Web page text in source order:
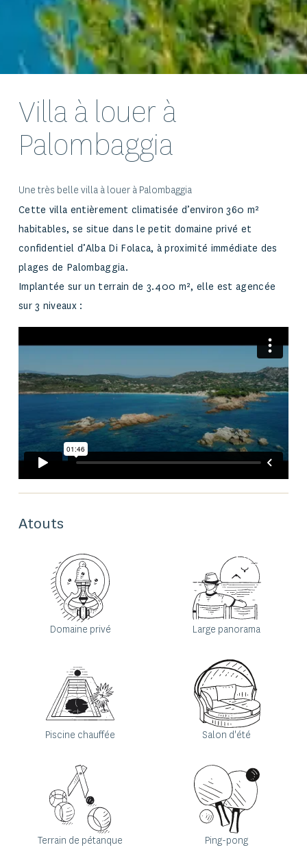
Villa à louer à
Palombaggia
Une très belle villa à louer à Palombaggia
Cette villa entièrement climatisée d’environ 360 m²
habitables, se situe dans le petit domaine privé et
confidentiel d’Alba Di Folaca, à proximité immédiate des
plages de Palombaggia.
Implantée sur un terrain de 3.400 m², elle est agencée
sur 3 niveaux :
Atouts
Domaine privé Large panorama
Piscine chauffée Salon d'été
Terrain de pétanque Ping-pong